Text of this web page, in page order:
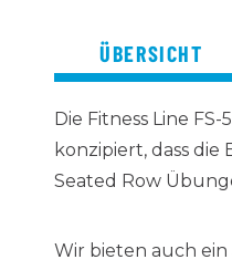
ÜBERSICHT
Die Fitness Line
konzipiert, dass
Seated Row
Wir bieten auch ein